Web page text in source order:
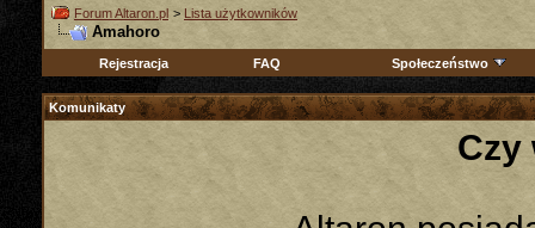
Forum Altaron.pl > Lista użytkowników
Amahoro
Rejestracja FAQ Społeczeństwo
Komunikaty
Czy